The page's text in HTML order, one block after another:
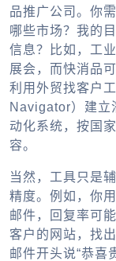
品推广公司。你
哪些市场？我的
信息？比如，工
展会，而快消品
利用外贸找客户
Navigator）建立
动化系统，按国
容。
当然，工具只是
精度。例如，你
邮件，回复率可
客户的网站，找
邮件开头说“恭喜